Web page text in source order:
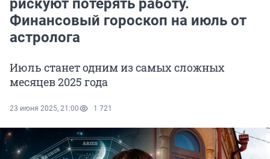
рискуют потерять работу.
Финансовый гороскоп на июль от
астролога
Июль станет одним из самых сложных
месяцев 2025 года
23 июня 2025, 21:00 1 721